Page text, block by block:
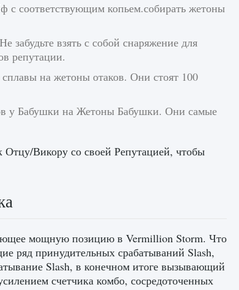
с соответствующим копьем.собирать жетоны
взять с собой снаряжение для
репутации.
на жетоны отаков. Они стоят 100
у Бабушки на Жетоны Бабушки. Они самые
Отцу/Викору со своей Репутацией, чтобы
мощную позицию в Vermillion Storm. Что
ряд принудительных срабатываний Slash,
Slash, в конечном итоге вызывающий
счетчика комбо, сосредоточенных